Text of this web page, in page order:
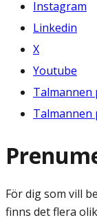
Instagram
Linkedin
X
Youtube
Talmannen
Talmannen
För dig som vill
finns det flera